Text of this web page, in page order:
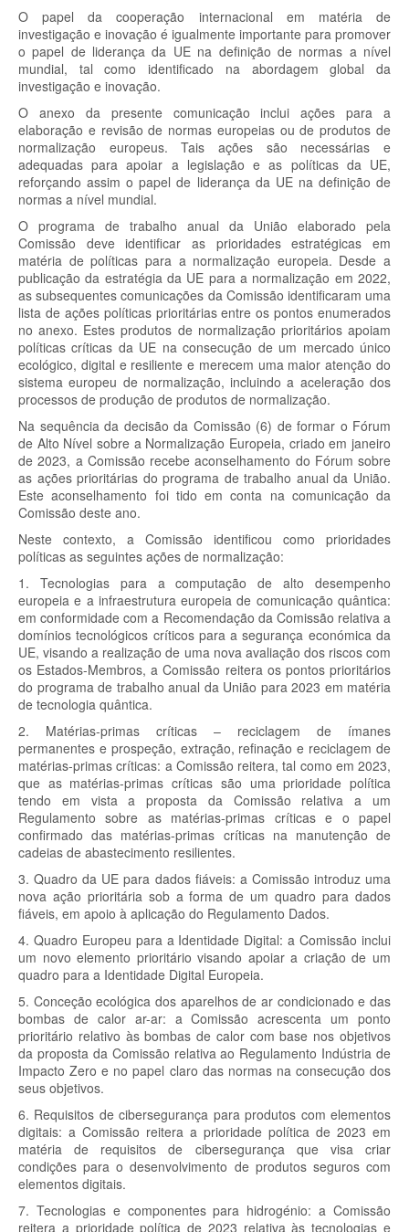
O papel da cooperação internacional em matéria de
investigação e inovação é igualmente importante para promover
o papel de liderança da UE na definição de normas a nível
mundial, tal como identificado na abordagem global da
investigação e inovação.
O anexo da presente comunicação inclui ações para a
elaboração e revisão de normas europeias ou de produtos de
normalização europeus. Tais ações são necessárias e
adequadas para apoiar a legislação e as políticas da UE,
reforçando assim o papel de liderança da UE na definição de
normas a nível mundial.
O programa de trabalho anual da União elaborado pela
Comissão deve identificar as prioridades estratégicas em
matéria de políticas para a normalização europeia. Desde a
publicação da estratégia da UE para a normalização em 2022,
as subsequentes comunicações da Comissão identificaram uma
lista de ações políticas prioritárias entre os pontos enumerados
no anexo. Estes produtos de normalização prioritários apoiam
políticas críticas da UE na consecução de um mercado único
ecológico, digital e resiliente e merecem uma maior atenção do
sistema europeu de normalização, incluindo a aceleração dos
processos de produção de produtos de normalização.
Na sequência da decisão da Comissão (6) de formar o Fórum
de Alto Nível sobre a Normalização Europeia, criado em janeiro
de 2023, a Comissão recebe aconselhamento do Fórum sobre
as ações prioritárias do programa de trabalho anual da União.
Este aconselhamento foi tido em conta na comunicação da
Comissão deste ano.
Neste contexto, a Comissão identificou como prioridades
políticas as seguintes ações de normalização:
1. Tecnologias para a computação de alto desempenho
europeia e a infraestrutura europeia de comunicação quântica:
em conformidade com a Recomendação da Comissão relativa a
domínios tecnológicos críticos para a segurança económica da
UE, visando a realização de uma nova avaliação dos riscos com
os Estados-Membros, a Comissão reitera os pontos prioritários
do programa de trabalho anual da União para 2023 em matéria
de tecnologia quântica.
2. Matérias-primas críticas – reciclagem de ímanes
permanentes e prospeção, extração, refinação e reciclagem de
matérias-primas críticas: a Comissão reitera, tal como em 2023,
que as matérias-primas críticas são uma prioridade política
tendo em vista a proposta da Comissão relativa a um
Regulamento sobre as matérias-primas críticas e o papel
confirmado das matérias-primas críticas na manutenção de
cadeias de abastecimento resilientes.
3. Quadro da UE para dados fiáveis: a Comissão introduz uma
nova ação prioritária sob a forma de um quadro para dados
fiáveis, em apoio à aplicação do Regulamento Dados.
4. Quadro Europeu para a Identidade Digital: a Comissão inclui
um novo elemento prioritário visando apoiar a criação de um
quadro para a Identidade Digital Europeia.
5. Conceção ecológica dos aparelhos de ar condicionado e das
bombas de calor ar-ar: a Comissão acrescenta um ponto
prioritário relativo às bombas de calor com base nos objetivos
da proposta da Comissão relativa ao Regulamento Indústria de
Impacto Zero e no papel claro das normas na consecução dos
seus objetivos.
6. Requisitos de cibersegurança para produtos com elementos
digitais: a Comissão reitera a prioridade política de 2023 em
matéria de requisitos de cibersegurança que visa criar
condições para o desenvolvimento de produtos seguros com
elementos digitais.
7. Tecnologias e componentes para hidrogénio: a Comissão
reitera a prioridade política de 2023 relativa às tecnologias e